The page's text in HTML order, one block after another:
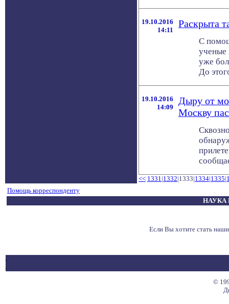
19.10.2016
14:11
Раскрыта
С
ученые
уже
До
19.10.2016
14:09
Дыру от
Москву
<< 1331|1332|1333|1334|1335|
Помощь корреспонденту
НАУКА
Если Вы хотите стать
©